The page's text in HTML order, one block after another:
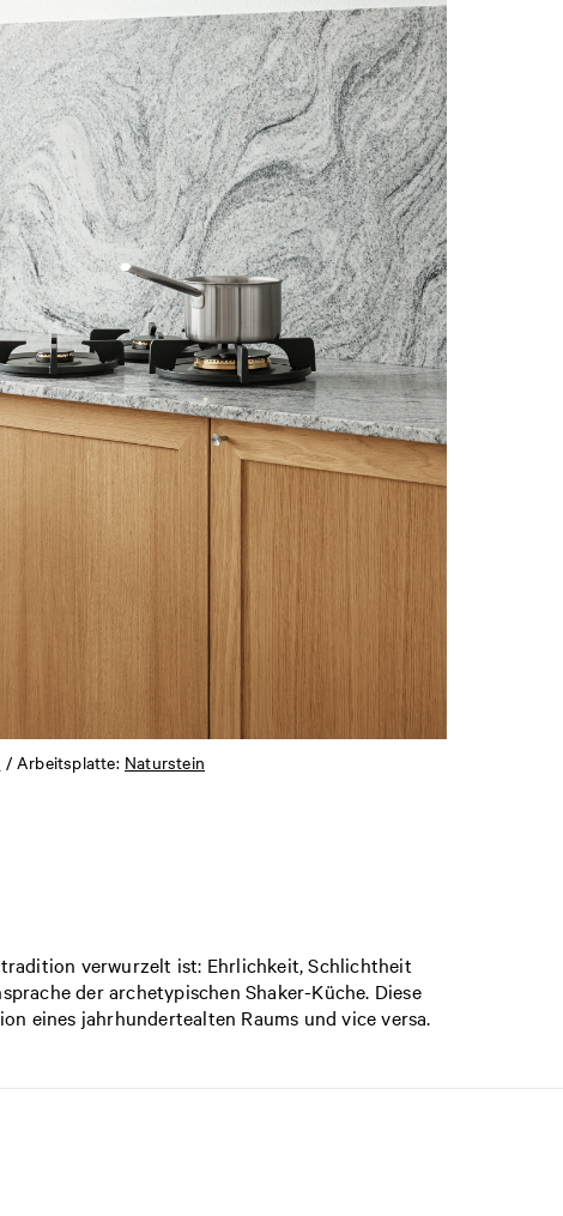
/ Arbeitsplatte: Naturstein
verwurzelt ist: Ehrlichkeit, Schlichtheit
der archetypischen Shaker-Küche. Diese
eines jahrhundertealten Raums und vice versa.